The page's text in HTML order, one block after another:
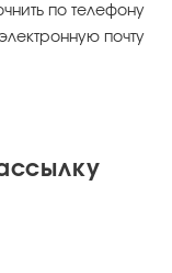
по телефону
почту